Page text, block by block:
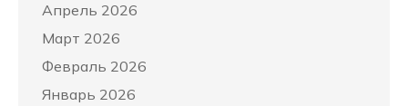
Апрель 2026
Март 2026
Февраль 2026
Январь 2026